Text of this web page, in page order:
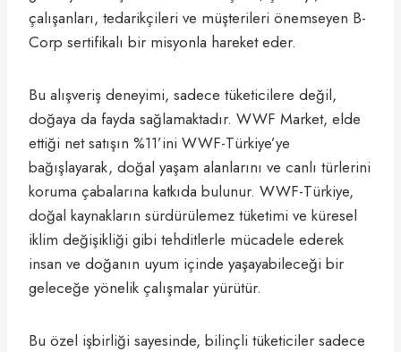
çalışanları, tedarikçileri ve müşterileri önemseyen B-
Corp sertifikalı bir misyonla hareket eder.
Bu alışveriş deneyimi, sadece tüketicilere değil,
doğaya da fayda sağlamaktadır. WWF Market, elde
ettiği net satışın %11’ini WWF-Türkiye’ye
bağışlayarak, doğal yaşam alanlarını ve canlı türlerini
koruma çabalarına katkıda bulunur. WWF-Türkiye,
doğal kaynakların sürdürülemez tüketimi ve küresel
iklim değişikliği gibi tehditlerle mücadele ederek
insan ve doğanın uyum içinde yaşayabileceği bir
geleceğe yönelik çalışmalar yürütür.
Bu özel işbirliği sayesinde, bilinçli tüketiciler sadece